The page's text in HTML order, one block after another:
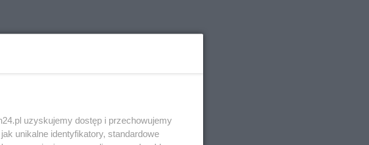
uzyskujemy dostęp i przechowujemy
unikalne identyfikatory, standardowe